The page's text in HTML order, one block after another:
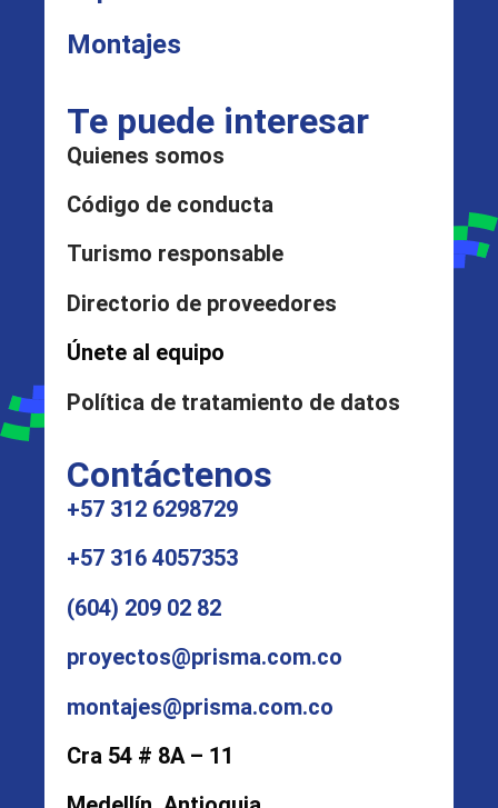
Montajes
Te puede interesar
Quienes somos
Código de conducta
Turismo responsable
Directorio de proveedores
Únete al equipo
Política de tratamiento de datos
Contáctenos
+57 312 6298729
+57 316 4057353
(604) 209 02 82
proyectos@prisma.com.co
montajes@prisma.com.co
Cra 54 # 8A – 11